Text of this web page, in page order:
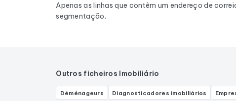
Apenas as linhas que contêm um endereço de
segmentação.
Outros ficheiros Imobiliário
Déménageurs Diagnosticadores imobiliários